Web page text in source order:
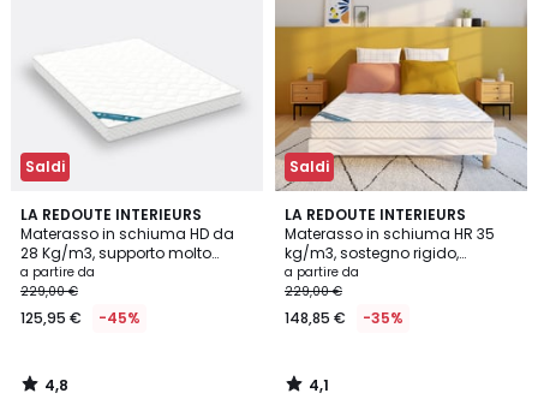
Saldi
LA REDOUTE INTERIEURS
Materasso in schiuma HD da
28 Kg/m3, supporto molto
rigido, superficie morbida
a partire da
229,00 €
125,95 € -45%
4,8
/ 5
4,8
/
Saldi
LA REDOUTE INTERIEURS
Materasso in schiuma HR 35
kg/m3, sostegno rigido,
superficie morbida
a partire da
229,00 €
148,85 € -35%
4,1
/ 5
4,1
/